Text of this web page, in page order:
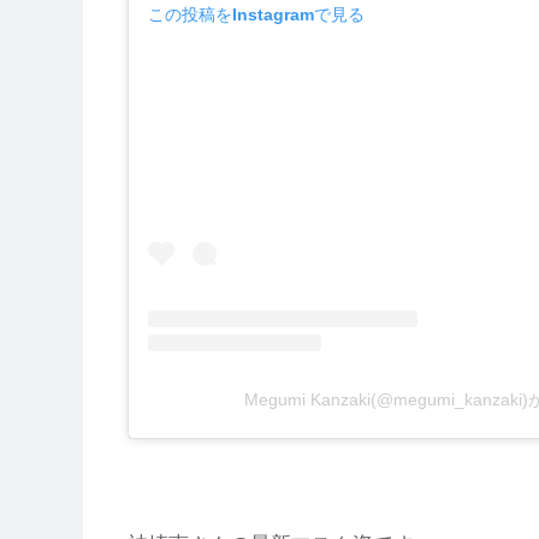
この投稿をInstagramで見る
Megumi Kanzaki(@megumi_kanzaki)